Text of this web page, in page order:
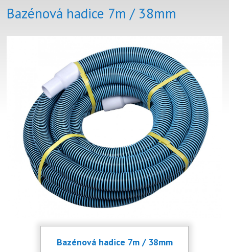
Bazénová hadice 7m / 38mm
Bazénová hadice 7m / 38mm